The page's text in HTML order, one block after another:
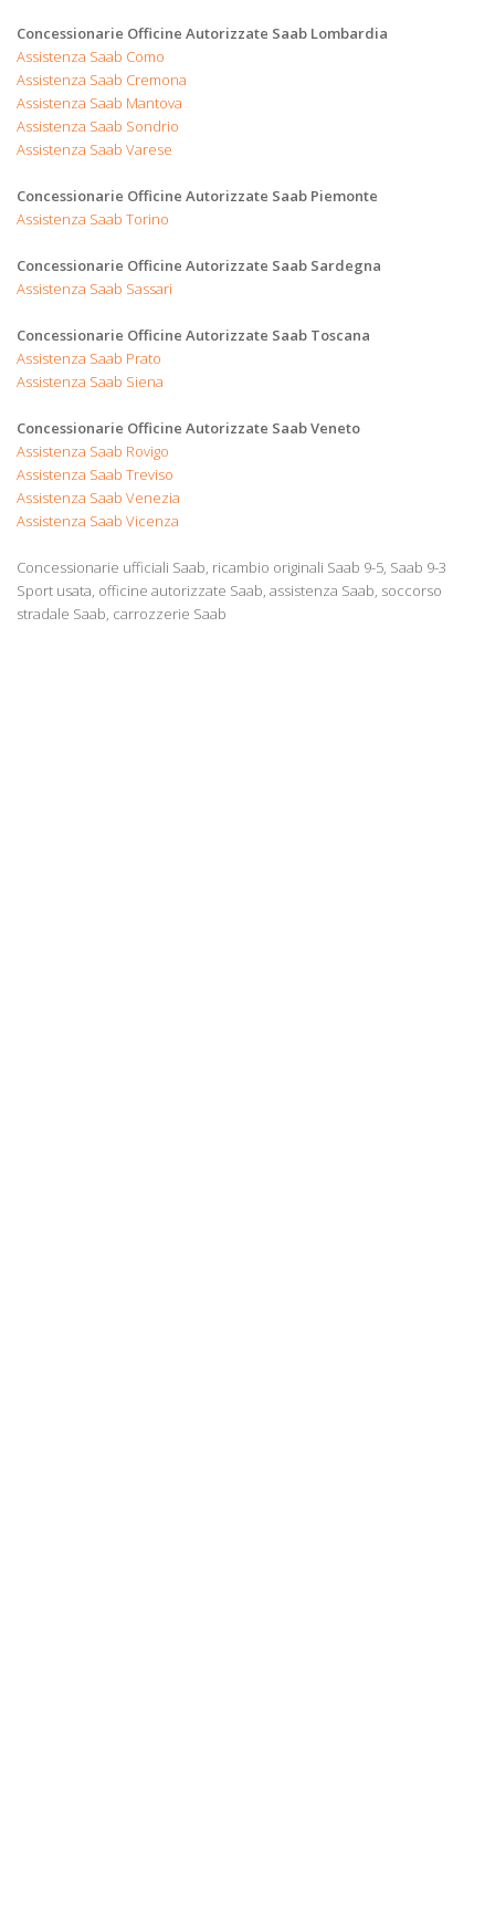
Concessionarie Officine Autorizzate Saab Lombardia
Assistenza Saab Como
Assistenza Saab Cremona
Assistenza Saab Mantova
Assistenza Saab Sondrio
Assistenza Saab Varese
Concessionarie Officine Autorizzate Saab Piemonte
Assistenza Saab Torino
Concessionarie Officine Autorizzate Saab Sardegna
Assistenza Saab Sassari
Concessionarie Officine Autorizzate Saab Toscana
Assistenza Saab Prato
Assistenza Saab Siena
Concessionarie Officine Autorizzate Saab Veneto
Assistenza Saab Rovigo
Assistenza Saab Treviso
Assistenza Saab Venezia
Assistenza Saab Vicenza
Concessionarie ufficiali Saab, ricambio originali Saab 9-5, Saab 9-3
Sport usata, officine autorizzate Saab, assistenza Saab, soccorso
stradale Saab, carrozzerie Saab